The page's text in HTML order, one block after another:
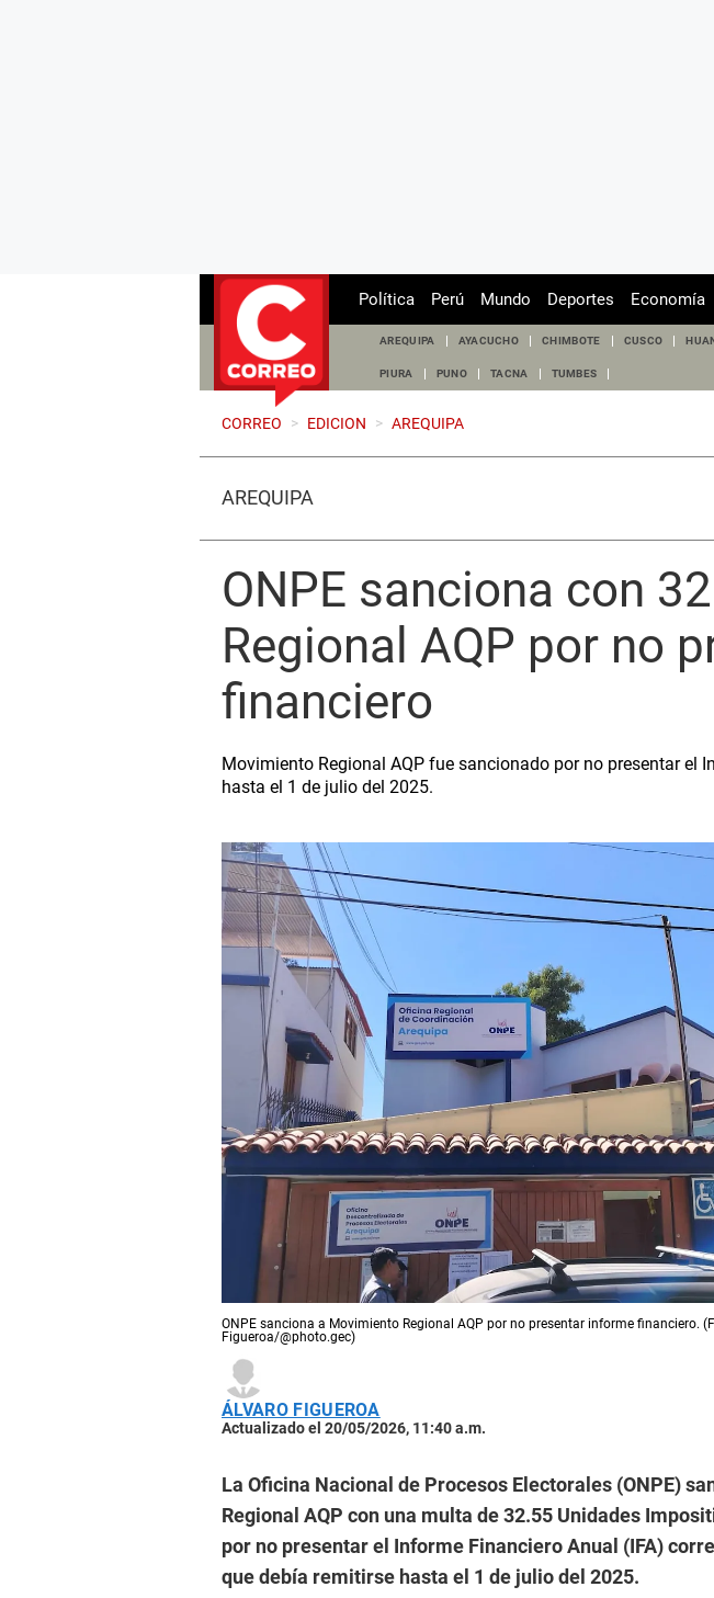
Política Perú Mundo Deportes Economía
AREQUIPA AYACUCHO CHIMBOTE CUSCO
PIURA PUNO TACNA TUMBES
CORREO > EDICION > AREQUIPA
AREQUIPA
ONPE sanciona con
Regional AQP por no
financiero
Movimiento Regional AQP fue sancionado por no presentar el
hasta el 1 de julio del 2025.
ONPE sanciona a Movimiento Regional AQP por no presentar informe financiero.
Figueroa/@photo.gec)
ÁLVARO FIGUEROA
Actualizado el 20/05/2026, 11:40 a.m.
La Oficina Nacional de Procesos Electorales (ONPE)
Regional AQP con una multa de 32.55 Unidades
por no presentar el Informe Financiero Anual (IFA)
que debía remitirse hasta el 1 de julio del 2025.